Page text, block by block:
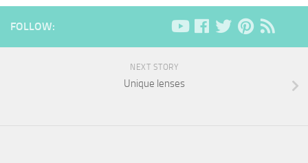
FOLLOW:
NEXT STORY
Unique lenses